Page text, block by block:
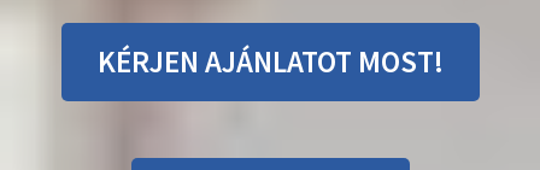
KÉRJEN AJÁNLATOT MOST!